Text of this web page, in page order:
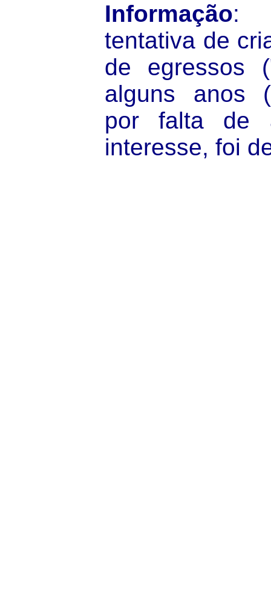
Informação:
tentativa de
de egressos
alguns anos
por falta de
interesse, foi